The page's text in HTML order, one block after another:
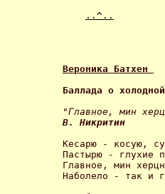
..^..
Вероника Батхен
Баллада о
В. Никритин
Кесарю - косую,
Пастырю - глухие
Главное, мин
Наболело - так и